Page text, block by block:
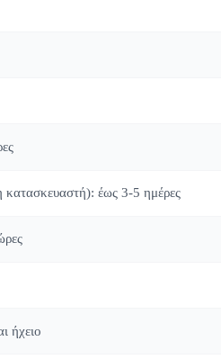
κατασκευαστή): έως 3-5 ημέρες
ήχειο